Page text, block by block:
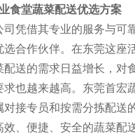
食堂蔬菜配送优选方案
司凭借其专业的服务与可
选合作伙伴。在东莞这座
送的需求日益增长，对
也越来越高。东莞首宏
接专员和按需分拣配送
、便捷、安全的蔬菜配